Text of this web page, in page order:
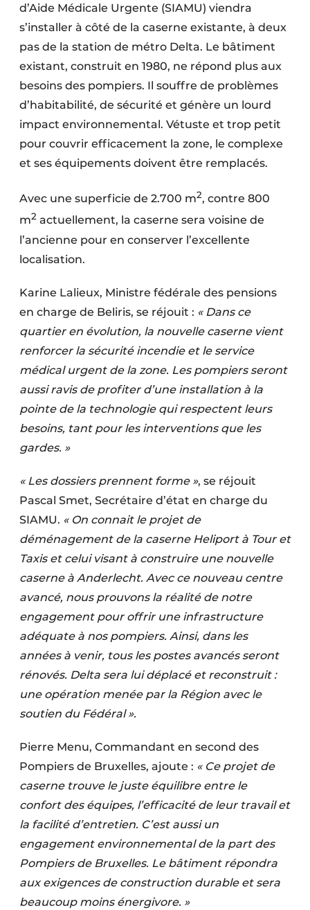
Construction bois
Contrôle d’accès
Éclairage
Fondations
Façades
Infrastructures souterraines et égouttage
Protection solaire
Sécurité incendie
Software
Techniques ferroviaires
Travaux ferroviaires
d’Aide Médicale Urgente (SIAMU) viendra
s’installer à côté de la caserne existante, à deux
pas de la station de métro Delta. Le bâtiment
existant, construit en 1980, ne répond plus aux
besoins des pompiers. Il souffre de problèmes
d’habitabilité, de sécurité et génère un lourd
impact environnemental. Vétuste et trop petit
pour couvrir efficacement la zone, le complexe
et ses équipements doivent être remplacés.
Avec une superficie de 2.700 m2, contre 800
m2 actuellement, la caserne sera voisine de
l’ancienne pour en conserver l’excellente
localisation.
Karine Lalieux, Ministre fédérale des pensions
en charge de Beliris, se réjouit : « Dans ce
quartier en évolution, la nouvelle caserne vient
renforcer la sécurité incendie et le service
médical urgent de la zone. Les pompiers seront
aussi ravis de profiter d’une installation à la
pointe de la technologie qui respectent leurs
besoins, tant pour les interventions que les
gardes. »
« Les dossiers prennent forme », se réjouit
Pascal Smet, Secrétaire d’état en charge du
SIAMU. « On connait le projet de
déménagement de la caserne Heliport à Tour et
Taxis et celui visant à construire une nouvelle
caserne à Anderlecht. Avec ce nouveau centre
avancé, nous prouvons la réalité de notre
engagement pour offrir une infrastructure
adéquate à nos pompiers. Ainsi, dans les
années à venir, tous les postes avancés seront
rénovés. Delta sera lui déplacé et reconstruit :
une opération menée par la Région avec le
soutien du Fédéral ».
Pierre Menu, Commandant en second des
Pompiers de Bruxelles, ajoute : « Ce projet de
caserne trouve le juste équilibre entre le
confort des équipes, l’efficacité de leur travail et
la facilité d’entretien. C’est aussi un
engagement environnemental de la part des
Pompiers de Bruxelles. Le bâtiment répondra
aux exigences de construction durable et sera
beaucoup moins énergivore. »